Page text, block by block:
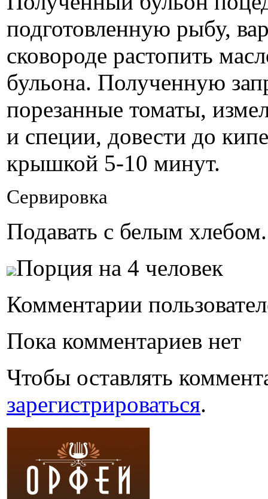
подготовленную рыбу,
сковороде растопить
бульона. Полученную
порезанные томаты,
и специи, довести до
крышкой 5-10 минут.
Сервировка
Подавать с белым хлебом.
Порция на 4 человек
Комментарии
Пока комментариев нет
Чтобы оставлять
зарегистрироваться.